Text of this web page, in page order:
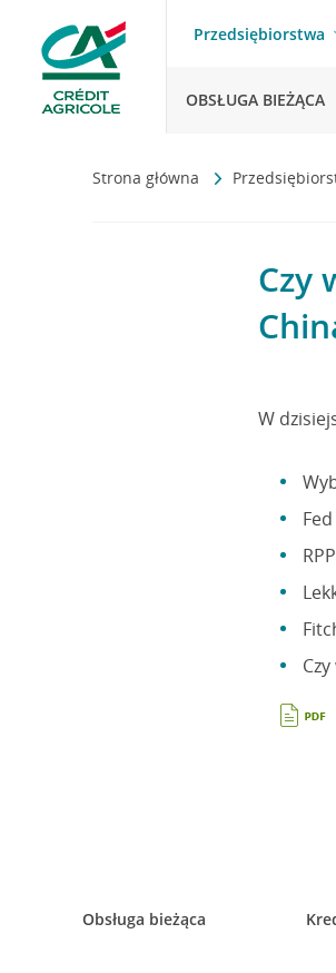
Przedsiębiorstwa
OBSŁUGA BIEŻĄCA
Strona główna
Czy
W
Obsługa bieżąca